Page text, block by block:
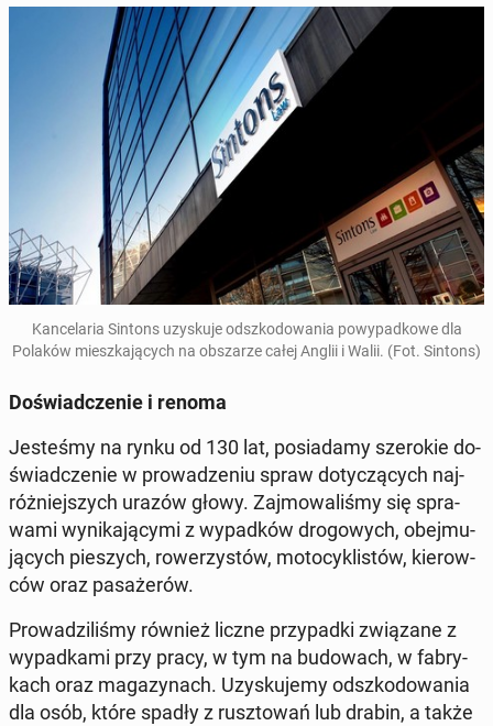
Kan­ce­la­ria Sintons uzy­sku­je od­szko­do­wa­nia po­wy­pad­ko­we dla
Polaków miesz­ka­ją­cych na ob­sza­rze całej Anglii i Walii. (Fot. Sintons)
Do­świad­cze­nie i renoma
Je­ste­śmy na rynku od 130 lat, po­sia­da­my sze­ro­kie do­
świad­cze­nie w pro­wa­dze­niu spraw do­ty­czą­cych naj­
róż­niej­szych urazów głowy. Zaj­mo­wa­li­śmy się spra­
wa­mi wy­ni­ka­ją­cy­mi z wy­pad­ków dro­go­wych, obej­mu­
ją­cych pie­szych, ro­we­rzy­stów, mo­to­cy­kli­stów, kie­row­
ców oraz pa­sa­że­rów.
Pro­wa­dzi­li­śmy również liczne przy­pad­ki zwią­za­ne z
wy­pad­ka­mi przy pracy, w tym na bu­do­wach, w fa­bry­
kach oraz ma­ga­zy­nach. Uzy­sku­je­my od­szko­do­wa­nia
dla osób, które spadły z rusz­to­wań lub drabin, a także